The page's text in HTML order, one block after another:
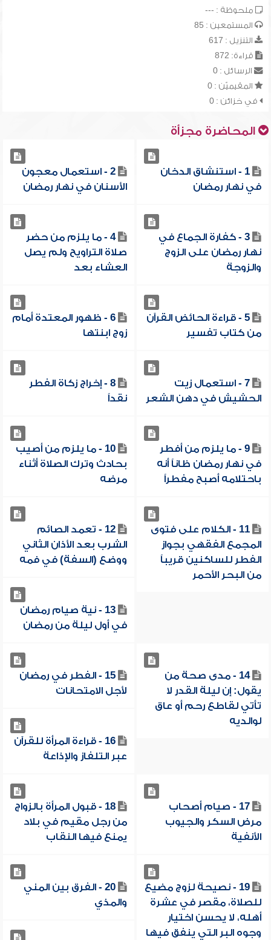
ملحوظة : ---
المستمعين : 85
التنزيل : 617
قراءة: 872
الرسائل : 0
المقيميّن : 0
في خزائن : 0
المحاضرة مجزأة
1 - استنشاق الدخان
في نهار رمضان
2 - ‏استعمال معجون
الأسنان في نهار رمضان
3 - كفارة الجماع في
نهار رمضان على الزوج
والزوجة
4 - ما يلزم من حضر
صلاة التراويح ولم يصل
العشاء بعد
5 - قراءة الحائض القرآن
من كتاب تفسير
6 - ظهور المعتدة أمام
زوج ابنتها
7 - استعمال زيت
الحشيش في دهن الشعر
8 - إخراج زكاة الفطر
نقداً
9 - ما يلزم من أفطر
في نهار رمضان ظاناً أنه
باحتلامه أصبح مفطراً
10 - ما يلزم من أصيب
بحادث وترك الصلاة أثناء
مرضه
11 - الكلام على فتوى
المجمع الفقهي بجواز
الفطر للساكنين قريباً
من البحر الأحمر
12 - تعمد الصائم
الشرب بعد الأذان الثاني
ووضع (السفة) في فمه
13 - نية صيام رمضان
في أول ليلة من رمضان
14 - مدى صحة من
يقول: إن ليلة القدر لا
تأتي لقاطع رحم أو عاق
لوالديه
15 - الفطر في رمضان
لأجل الامتحانات
16 - قراءة المرأة للقرآن
عبر التلفاز والإذاعة
17 - صيام أصحاب
مرض السكر والجيوب
الأنفية
18 - قبول المرأة بالزواج
من رجل مقيم في بلاد
يمنع فيها النقاب
19 - نصيحة لزوج مضيع
للصلاة، مقصر في عشرة
أهله، لا يحسن اختيار
وجوه البر التي ينفق فيها
20 - الفرق بين المني
والمذي